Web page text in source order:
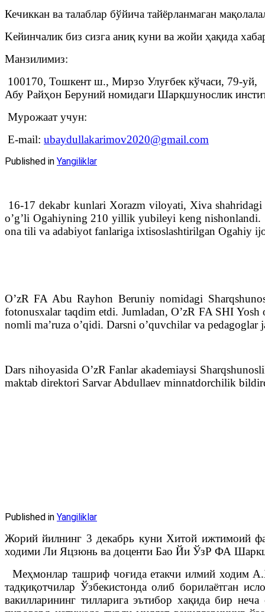
Кечиккан ва талаблар бўйича тайёрланмаган
Keйинчалик биз сизга аниқ куни ва жойи ҳақида
Манзилимиз:
100170, Тошкент ш., Мирзо Улуғбек кўчаси, 79-уй,
Абу Райҳон Беруний номидаги Шарқшунослик
Мурожаат учун:
E-mail: ubaydullakarimov2020@gmail.com
Published in Yangiliklar
16-17 dekabr kunlari Xorazm viloyati, Xiva
o’g’li Ogahiyning 210 yillik yubileyi keng nishonlandi.
ona tili va adabiyot fanlariga ixtisoslashtirilgan Ogahiy
O’zR FA Abu Rayhon Beruniy nomidagi
fotonusxalar taqdim etdi. Jumladan, O’zR FA SHI
nomli ma’ruza o’qidi. Darsni o’quvchilar va
Dars nihoyasida O’zR Fanlar akademiaysi
maktab direktori Sarvar Abdullaev minnatdorchilik
Published in Yangiliklar
Жорий йилнинг 3 декабрь куни Хитой ижтимоий
ходими Ли Яцзюнь ва доценти Бао Йи ЎзР ФА
Меҳмонлар ташриф чоғида етакчи илмий ходим
тадқиқотчилар Ўзбекистонда олиб борилаётган
вакилларининг тилларига эътибор хақида бир